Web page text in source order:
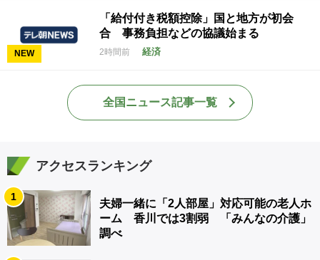
NEW
「給付付き税額控除」国と地方が初会
合 事務負担などの協議始まる
2時間前 経済
全国ニュース記事一覧
アクセスランキング
1
夫婦一緒に「2人部屋」対応可能の老人ホ
ーム 香川では3割弱 「みんなの介護」
調べ